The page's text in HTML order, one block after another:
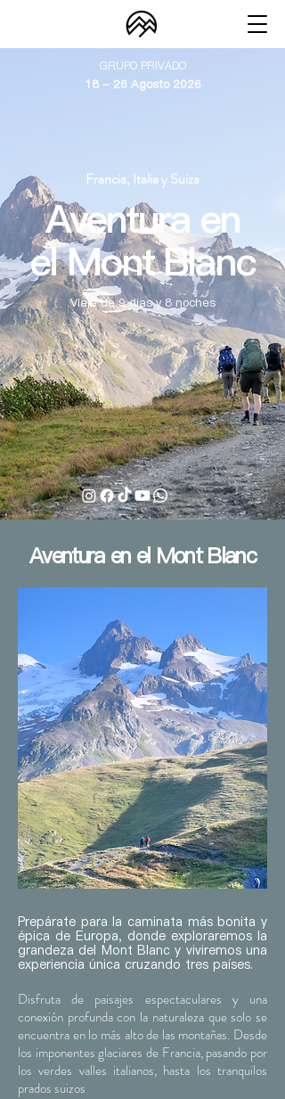
GRUPO PRIVADO
18 - 26 Agosto 2026
Francia, Italia y Suiza
Aventura en
el Mont Blanc
Viaje de 9 días y 8 noches
Aventura en el Mont Blanc
Prepárate para la caminata más bonita y
épica de Europa, donde exploraremos la
grandeza del Mont Blanc y viviremos una
experiencia única cruzando tres países.
Disfruta de paisajes espectaculares y una
conexión profunda con la naturaleza que solo se
encuentra en lo más alto de las montañas. Desde
los imponentes glaciares de Francia, pasando por
los verdes valles italianos, hasta los tranquilos
prados suizos​